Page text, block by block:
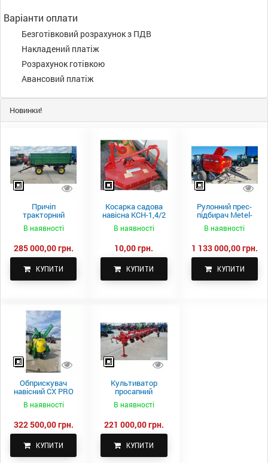
Варіанти оплати
Безготівковий розрахунок з ПДВ
Накладений платіж
Розрахунок готівкою
Авансовий платіж
Новинки!
Причіп
тракторний
самоскидний
Spike 2 ПТС-4
В наявності
285 000,00 грн.
КУПИТИ
Косарка садова
навісна КСН-1,4/2
В наявності
10,00 грн.
КУПИТИ
Рулонний прес-
підбирач Metel-
Fach Z 587
В наявності
1 133 000,00 грн.
КУПИТИ
Обприскувач
навісний CX PRO
В наявності
322 500,00 грн.
КУПИТИ
Культиватор
просапний
КПН-5,6-05
В наявності
221 000,00 грн.
КУПИТИ